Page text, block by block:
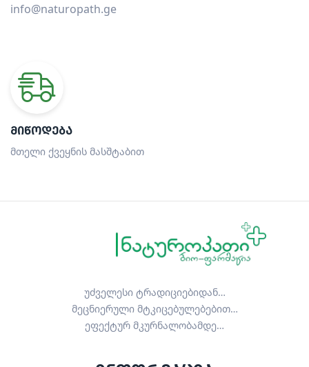
info@naturopath.ge
ᲛᲘᲬᲝᲓᲔᲑᲐ
მთელი ქვეყნის მასშტაბით
უძველესი ტრადიციებიდან…
მეცნიერული მტკიცებულებებით…
ეფექტურ მკურნალობამდე…